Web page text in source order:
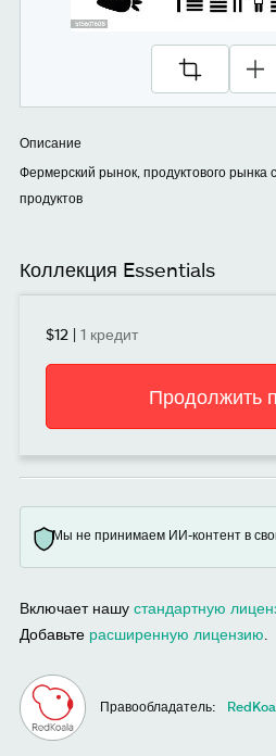
Описание
Фермерский рынок, продуктового рынка
продуктов
Коллекция Essentials
$12 | 1 кредит
Продолжить
Мы не принимаем ИИ-контент в
Включает нашу стандартную
Добавьте расширенную лицензию
Правообладатель: